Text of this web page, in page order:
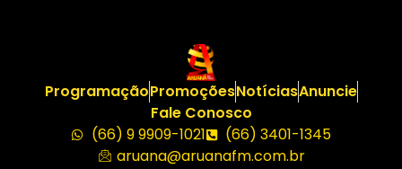
ProgramaçãoPromoçõesNotíciasAnuncie
Fale Conosco
(66) 9 9909-1021
(66) 3401-1345
aruana@aruanafm.com.br